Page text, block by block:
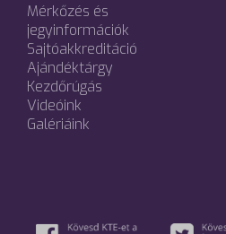
Mérkőzés és
jegyinformációk
Sajtóakkreditáció
Ajándéktárgy
Kezdőrúgás
Videóink
Galériáink